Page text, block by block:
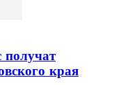
получат
края